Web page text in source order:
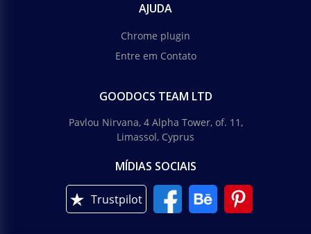
AJUDA
Chrome plugin
Entre em Contato
GOODOCS TEAM LTD
Pavlou Nirvana, 4 Alpha Tower, of. 11,
Limassol, Cyprus
MÍDIAS SOCIAIS
Trustpilot